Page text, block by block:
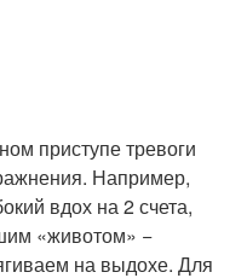
приступе тревоги
Например,
вдох на 2 счета,
«животом» −
на выдохе. Для